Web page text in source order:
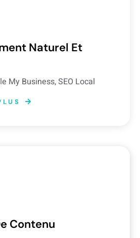
Naturel Et
My Business, SEO Local
Contenu